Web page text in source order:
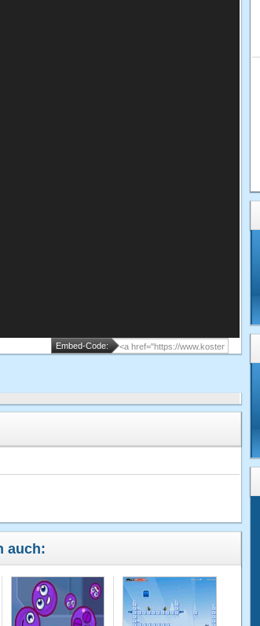
Embed-Code:
auch: